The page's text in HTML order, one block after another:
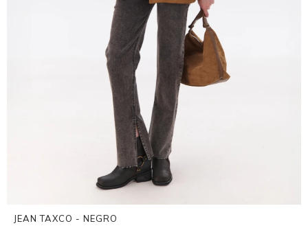
JEAN TAXCO - NEGRO